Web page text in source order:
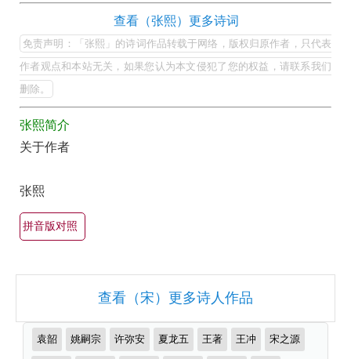
全
集
欣
赏
（全
部
所
集
锦）-
古
诗
大
熙
的
最
美
最
有
古
诗
词
选
查看（张熙）更多诗词
免责声明：「张熙」的诗词作品转载于网络，版权归原作者，只代表
作者观点和本站无关，如果您认为本文侵犯了您的权益，请联系我们
删除。
张熙简介
关于作者
张熙
拼音版对照
查看（宋）更多诗人作品
推
荐
袁韶 姚嗣宗 许弥安 夏龙五 王著 王冲 宋之源